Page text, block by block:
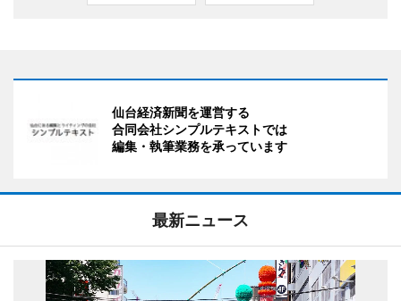
仙台経済新聞を運営する
合同会社シンプルテキストでは
編集・執筆業務を承っています
最新ニュース